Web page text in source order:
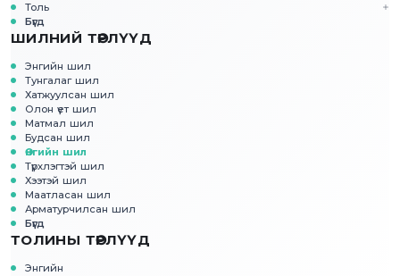
Толь
Бүгд
ШИЛНИЙ ТӨРЛҮҮД
Энгийн шил
Тунгалаг шил
Хатжуулсан шил
Олон үет шил
Матмал шил
Будсан шил
Өнгийн шил
Түрхлэгтэй шил
Хээтэй шил
Маатласан шил
Арматурчилсан шил
Бүгд
ТОЛИНЫ ТӨРЛҮҮД
Энгийн